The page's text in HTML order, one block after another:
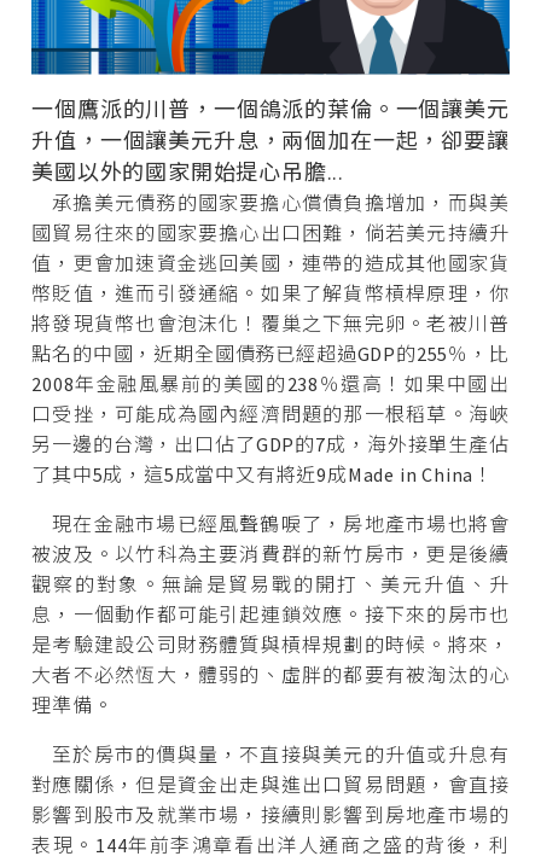
一個鷹派的川普，一個鴿派的葉倫。一個讓美元
升值，一個讓美元升息，兩個加在一起，卻要讓
美國以外的國家開始提心吊膽...
承擔美元債務的國家要擔心償債負擔增加，而與美
國貿易往來的國家要擔心出口困難，倘若美元持續升
值，更會加速資金逃回美國，連帶的造成其他國家貨
幣貶值，進而引發通縮。如果了解貨幣槓桿原理，你
將發現貨幣也會泡沫化！覆巢之下無完卵。老被川普
點名的中國，近期全國債務已經超過GDP的255％，比
2008年金融風暴前的美國的238％還高！如果中國出
口受挫，可能成為國內經濟問題的那一根稻草。海峽
另一邊的台灣，出口佔了GDP的7成，海外接單生產佔
了其中5成，這5成當中又有將近9成Made in China！
現在金融市場已經風聲鶴唳了，房地產市場也將會
被波及。以竹科為主要消費群的新竹房市，更是後續
觀察的對象。無論是貿易戰的開打、美元升值、升
息，一個動作都可能引起連鎖效應。接下來的房市也
是考驗建設公司財務體質與槓桿規劃的時候。將來，
大者不必然恆大，體弱的、虛胖的都要有被淘汰的心
理準備。
至於房市的價與量，不直接與美元的升值或升息有
對應關係，但是資金出走與進出口貿易問題，會直接
影響到股市及就業市場，接續則影響到房地產市場的
表現。144年前李鴻章看出洋人通商之盛的背後，利